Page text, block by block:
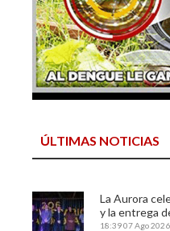
ÚLTIMAS NOTICIAS
La Aurora
y la entrega
18:3907 Ago 2026